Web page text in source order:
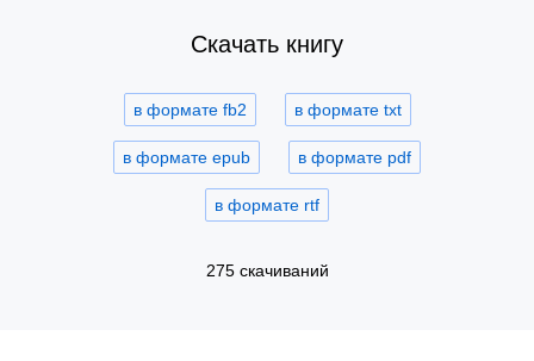
Скачать книгу
в формате fb2 в формате txt
в формате epub в формате pdf
в формате rtf
275 скачиваний